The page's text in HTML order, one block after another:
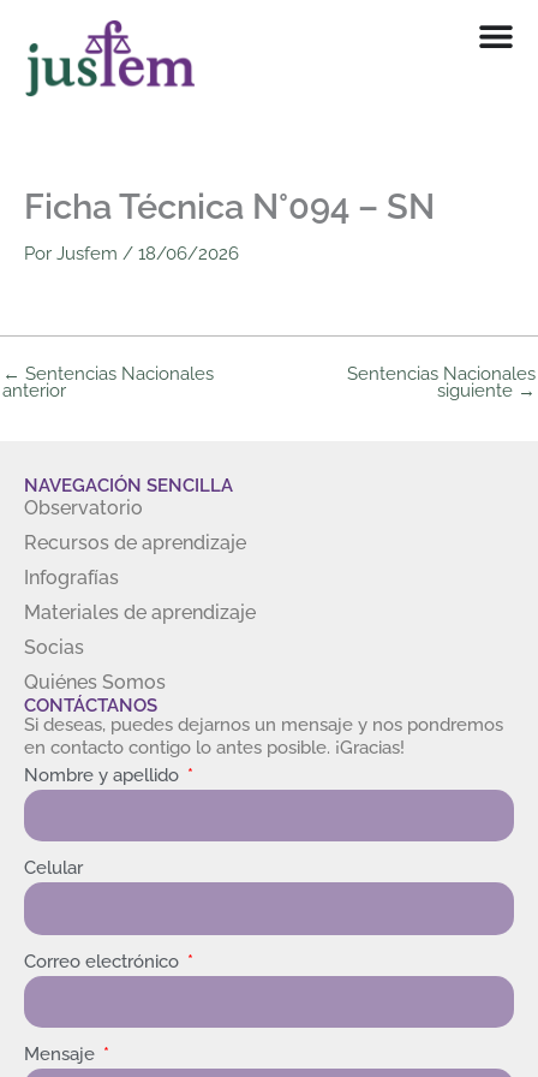
contenido
Ficha Técnica N°094 – SN
Por Jusfem / 18/06/2026
← Sentencias Nacionales
anterior
Sentencias Nacionales
siguiente →
NAVEGACIÓN SENCILLA
Observatorio
Recursos de aprendizaje
Infografías
Materiales de aprendizaje
Socias
Quiénes Somos
CONTÁCTANOS
Si deseas, puedes dejarnos un mensaje y nos pondremos
en contacto contigo lo antes posible. ¡Gracias!
Nombre y apellido
Celular
Correo electrónico
Mensaje